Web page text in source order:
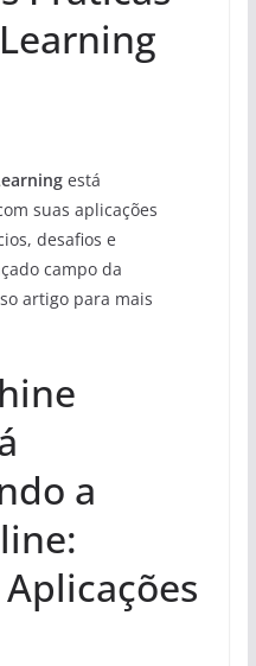
está
suas aplicações
desafios e
campo da
artigo para mais
a